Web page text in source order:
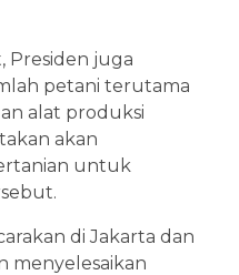
Presiden juga
petani terutama
alat produksi
akan
untuk
di Jakarta dan
menyelesaikan